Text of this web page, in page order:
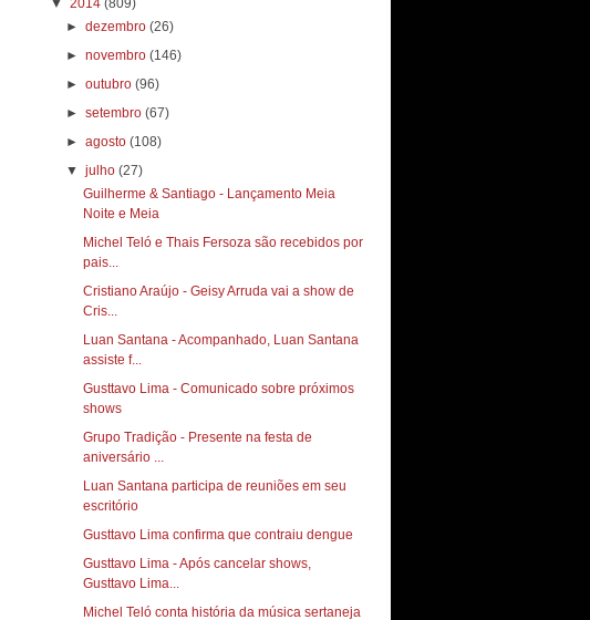
▼ 2014 (809)
►dezembro(26)
►novembro(146)
►outubro(96)
►setembro(67)
►agosto(108)
▼julho(27)
Guilherme & Santiago - Lançamento Meia
Noite e Meia
Michel Teló e Thais Fersoza são recebidos por
pais...
Cristiano Araújo - Geisy Arruda vai a show de
Cris...
Luan Santana - Acompanhado, Luan Santana
assiste f...
Gusttavo Lima - Comunicado sobre próximos
shows
Grupo Tradição - Presente na festa de
aniversário ...
Luan Santana participa de reuniões em seu
escritório
Gusttavo Lima confirma que contraiu dengue
Gusttavo Lima - Após cancelar shows,
Gusttavo Lima...
Michel Teló conta história da música sertaneja